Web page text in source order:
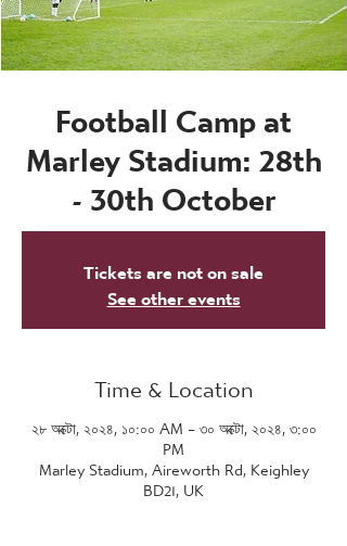
Football Camp at
Marley Stadium: 28th
- 30th October
Tickets are not on sale
See other events
Time & Location
২৮ অক্টো, ২০২৪, ১০:০০ AM – ৩০ অক্টো, ২০২৪, ৩:০০
PM
Marley Stadium, Aireworth Rd, Keighley
BD21, UK